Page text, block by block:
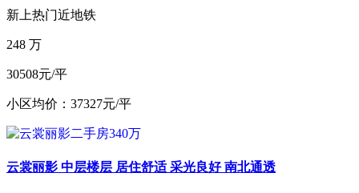
新上热门近地铁
248 万
30508元/平
小区均价：37327元/平
云裳丽影 中层楼层 居住舒适 采光良好 南北通透